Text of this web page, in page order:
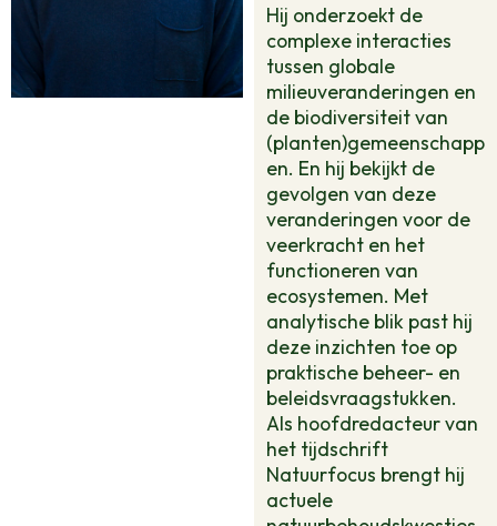
Hij onderzoekt de
complexe interacties
tussen globale
milieuveranderingen en
de biodiversiteit van
(planten)gemeenschapp
en. En hij bekijkt de
gevolgen van deze
veranderingen voor de
veerkracht en het
functioneren van
ecosystemen. Met
analytische blik past hij
deze inzichten toe op
praktische beheer- en
beleidsvraagstukken.
Als hoofdredacteur van
het tijdschrift
Natuurfocus brengt hij
actuele